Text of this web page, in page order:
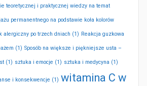
teoretycznej i praktycznej wiedzy na temat
permanentnego na podstawie koła kolorów
alergiczny po trzech dniach (1) Reakcja guzkowa
(1) Sposób na większe i piękniejsze usta –
(1) sztuka i emocje (1) sztuka i medycyna (1)
i konsekwencje (1) witamina C w